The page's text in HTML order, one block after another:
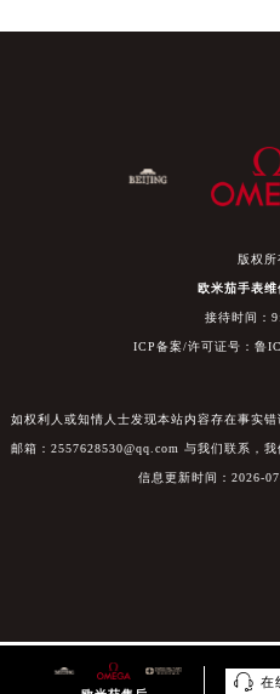
版权所
欧米茄手表
接待时间：
ICP备案/许可证号：鲁
如权利人或知情人士发现本站内容存在事实
邮箱：2557628530@qq.com 与我们联系，
信息更新时间：2026-
 在